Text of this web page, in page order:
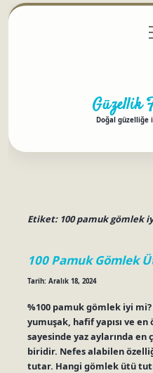
Gizlilik
Güzellik
Doğal güzelliğe
Etiket: 100 pamuk gömlek
100 Pamuk Gömlek
Tarih: Aralık 18, 2024
%100 pamuk gömlek iyi
yumuşak, hafif yapısı ve
sayesinde yaz aylarında
biridir. Nefes alabilen
tutar. Hangi gömlek ütü